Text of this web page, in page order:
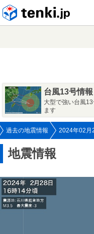
台風13号情報
大型で強い台風
ます
過去の地震情報 2024年02月
地震情報